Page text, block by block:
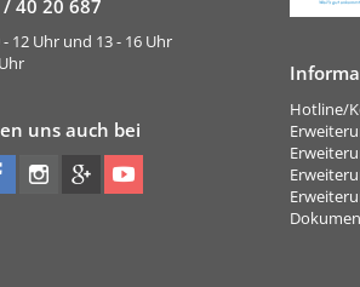
40 20 687
12 Uhr und 13 - 16 Uhr
uns auch bei
Hotline/